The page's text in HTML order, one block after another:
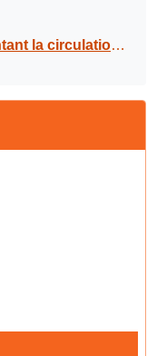
routière, à la rue Raphael LUCE, du 23 sept au 07 oct 2024